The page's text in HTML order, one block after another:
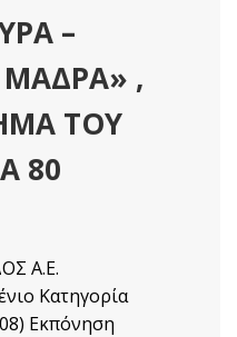
–
,
ΤΟΥ
80
Α.Ε.
Κατηγορία
Εκπόνηση